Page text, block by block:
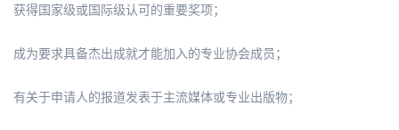
获得国家级或国际级认可的重要奖项；
成为要求具备杰出成就才能加入的专业协会成员；
有关于申请人的报道发表于主流媒体或专业出版物；